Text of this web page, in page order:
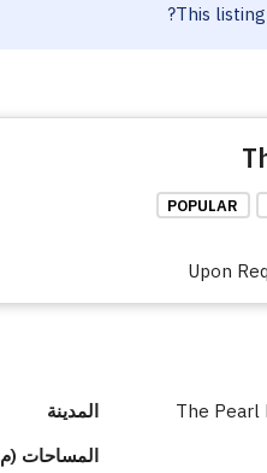
This
POPULAR
Upon
The Pearl المدينة
المساحات (م²)